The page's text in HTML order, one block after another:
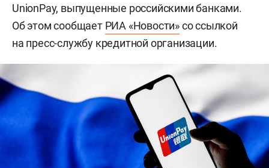
UnionPay, выпущенные российскими банками.
Об этом сообщает РИА «Новости»со ссылкой
на пресс-службу кредитной организации.